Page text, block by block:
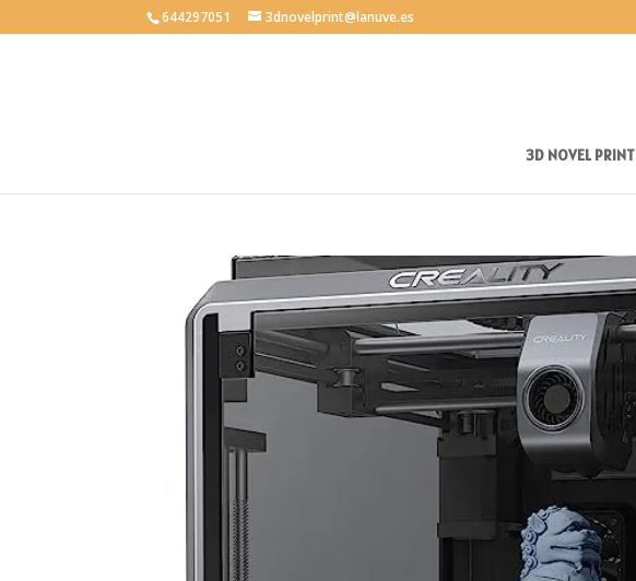
644297051 3dnovelprint@lanuve.es
3D NOVEL PRINT